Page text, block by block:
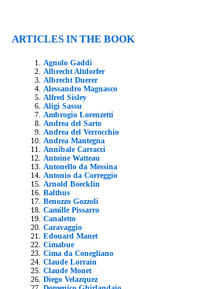
ARTICLES IN THE BOOK
Agnolo Gaddi
Albrecht Altdorfer
Albrecht Duerer
Alessandro Magnasco
Alfred Sisley
Aligi Sassu
Ambrogio Lorenzetti
Andrea del Sarto
Andrea del Verrocchio
Andrea Mantegna
Annibale Carracci
Antoine Watteau
Antonello da Messina
Antonio da Correggio
Arnold Boecklin
Balthus
Benozzo Gozzoli
Camille Pissarro
Canaletto
Caravaggio
Edouard Manet
Cimabue
Cima da Conegliano
Claude Lorrain
Claude Monet
Diego Velazquez